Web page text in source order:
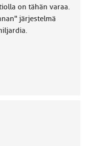
on tähän varaa.
järjestelmä